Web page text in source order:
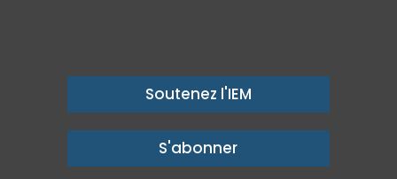
Soutenez l'IEM
S'abonner